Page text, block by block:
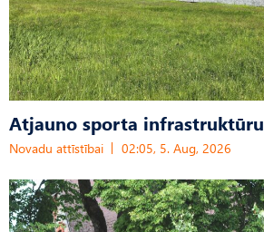
Atjauno sporta infrastruktūru
Novadu attīstībai 02:05, 5. Aug, 2026